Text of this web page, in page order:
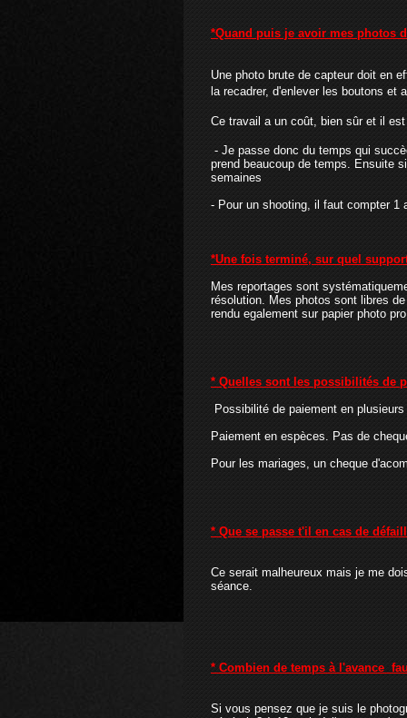
*Quand puis je avoir mes photos
Une photo brute de capteur doit en
la recadrer, d'enlever les boutons
Ce travail a un coût, bien sûr et il
- Je passe donc du temps qui
prend beaucoup de temps. Ensuite
semaines
- Pour un shooting, il faut compter 1
*Une fois terminé, sur quel
Mes reportages sont
résolution. Mes photos sont libres
rendu egalement sur papier photo pro
* Quelles sont les possibilités de
Possibilité de paiement en
Paiement en espèces. Pas de
Pour les mariages, un cheque
* Que se passe t'il en cas de
Ce serait malheureux mais je me
séance.
* Combien de temps à l'avance
Si vous pensez que je suis le